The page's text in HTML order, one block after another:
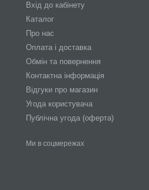
Вхід до кабінету
Каталог
Про нас
Оплата і доставка
Обмін та повернення
Контактна інформація
Відгуки про магазин
Угода користувача
Публічна угода (оферта)
Ми в соцмережах